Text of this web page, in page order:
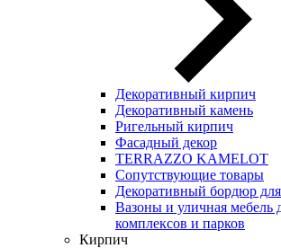
Декоративный кирпич
Декоративный камень
Ригельный кирпич
Фасадный декор
TERRAZZO KAMELOT
Сопутствующие товары
Декоративный бордюр для
Вазоны и уличная мебель
комплексов и парков
Кирпич